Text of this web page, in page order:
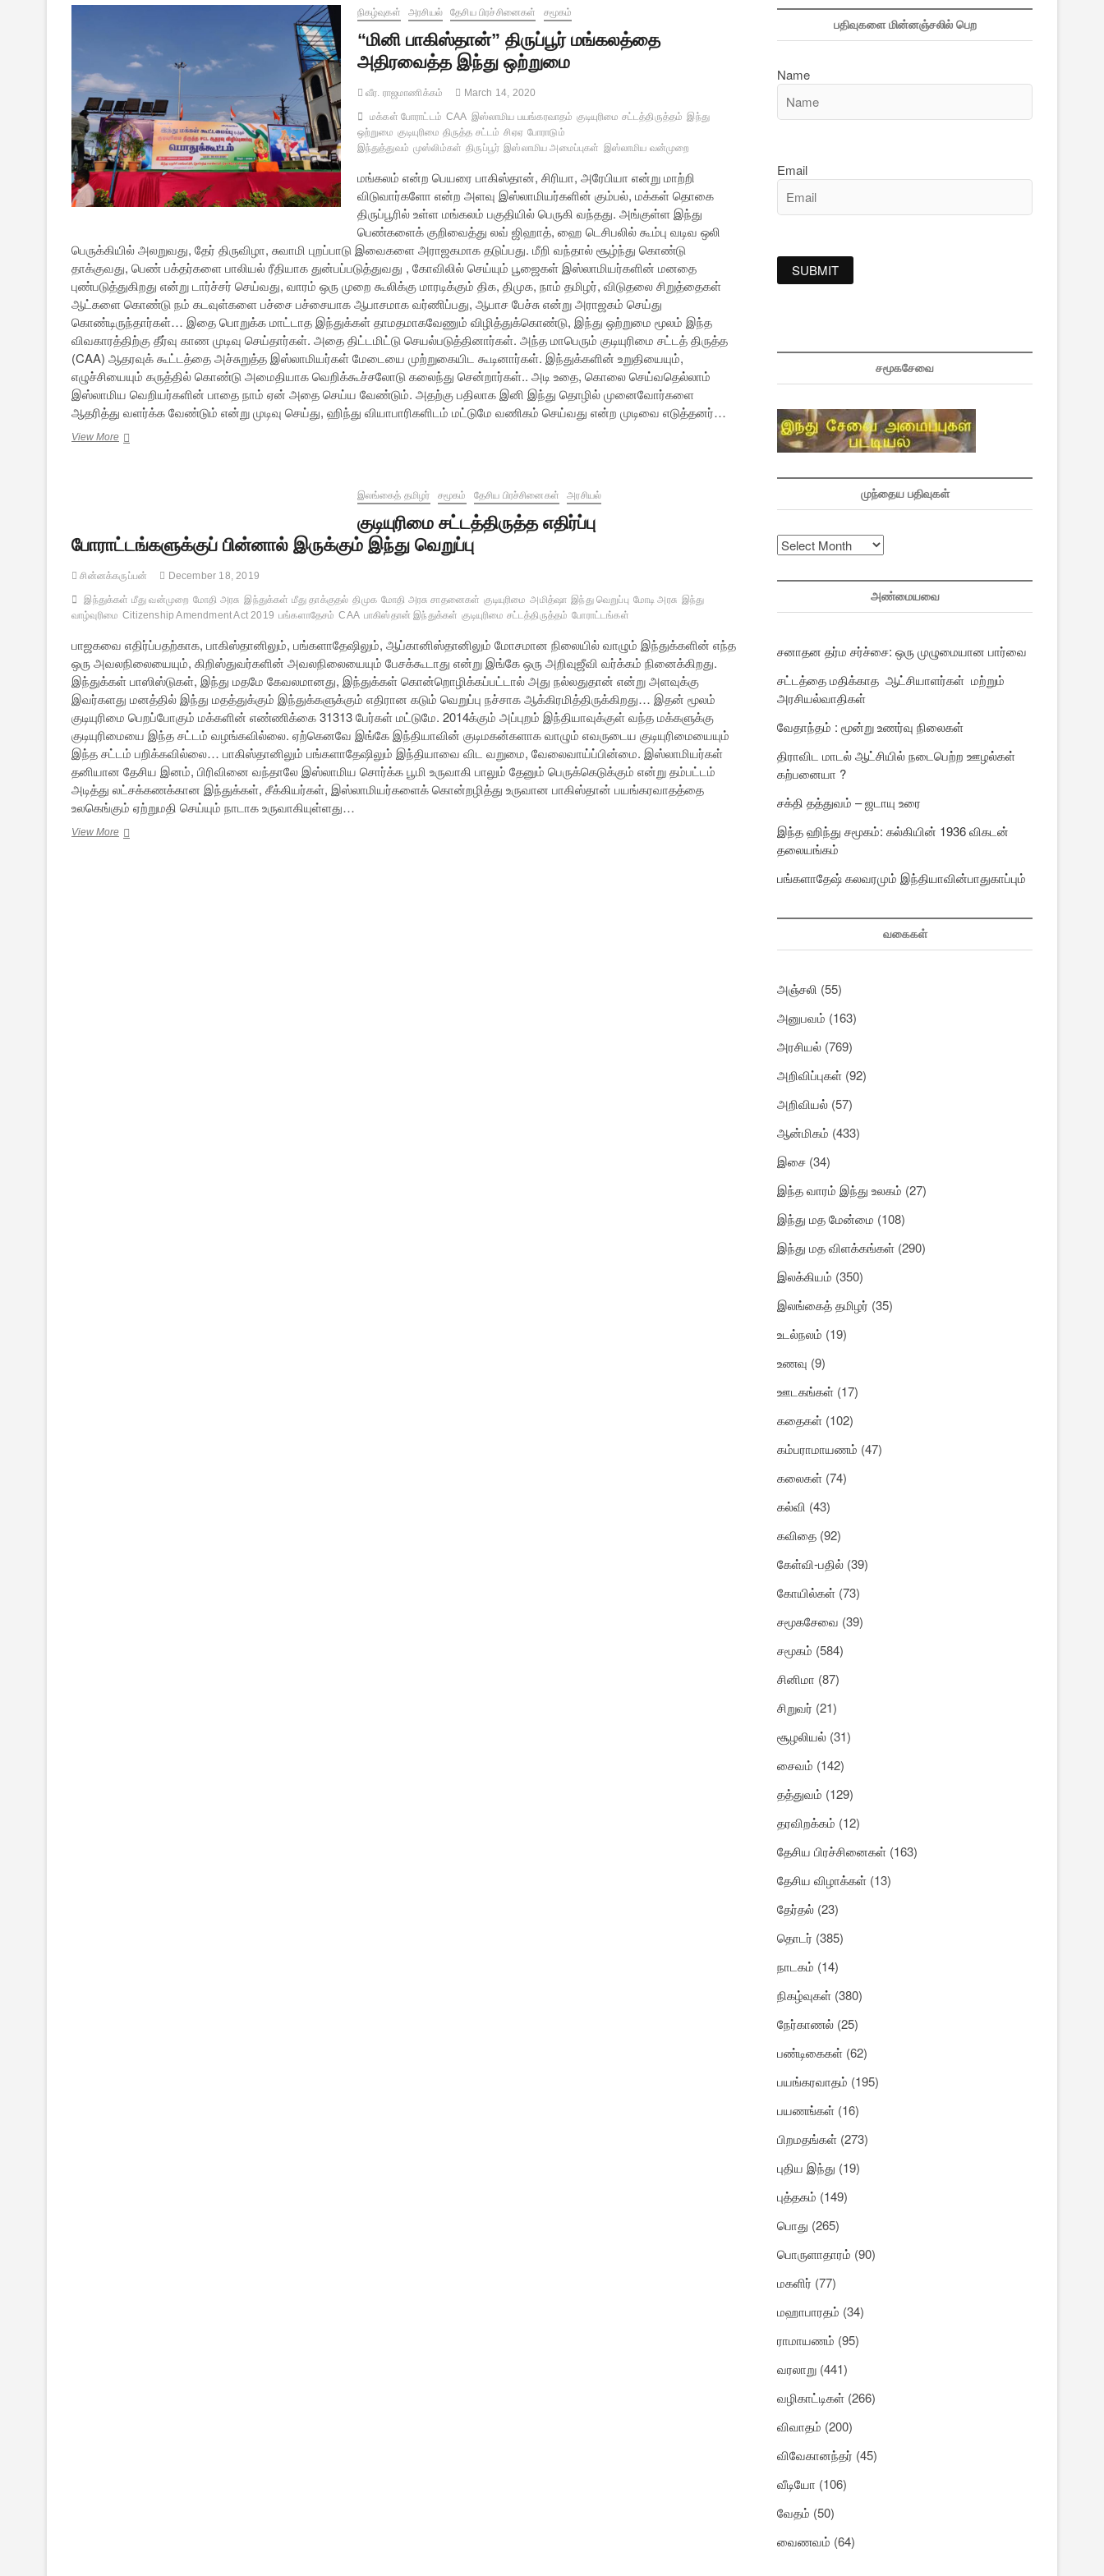
நிகழ்வுகள் அரசியல் தேசிய பிரச்சினைகள் சமூகம்
“மினி பாகிஸ்தான்” திருப்பூர் மங்கலத்தை
அதிரவைத்த இந்து ஒற்றுமை
வீர. ராஜமாணிக்கம் March 14, 2020
மக்கள் போராட்டம் CAA இஸ்லாமிய பயங்கரவாதம் குடியுரிமை சட்டத்திருத்தம் இந்து
ஒற்றுமை குடியுரிமை திருத்த சட்டம் சிஏஏ போராடும்
இந்துத்துவம் முஸ்லிம்கள் திருப்பூர் இஸ்லாமிய அமைப்புகள் இஸ்லாமிய வன்முறை
மங்கலம் என்ற பெயரை பாகிஸ்தான், சிரியா, அரேபியா என்று மாற்றி
விடுவார்களோ என்ற அளவு இஸ்லாமியர்களின் கும்பல், மக்கள் தொகை
திருப்பூரில் உள்ள மங்கலம் பகுதியில் பெருகி வந்தது. அங்குள்ள இந்து
பெண்களைக் குறிவைத்து லவ் ஜிஹாத், ஹை டெசிபலில் கூம்பு வடிவ ஒலி
பெருக்கியில் அலறுவது, தேர் திருவிழா, சுவாமி புறப்பாடு இவைகளை அராஜகமாக தடுப்பது. மீறி வந்தால் சூழ்ந்து கொண்டு
தாக்குவது, பெண் பக்தர்களை பாலியல் ரீதியாக துன்பப்படுத்துவது , கோவிலில் செய்யும் பூஜைகள் இஸ்லாமியர்களின் மனதை
புண்படுத்துகிறது என்று டார்ச்சர் செய்வது, வாரம் ஒரு முறை கூலிக்கு மாரடிக்கும் திக, திமுக, நாம் தமிழர், விடுதலை சிறுத்தைகள்
ஆட்களை கொண்டு நம் கடவுள்களை பச்சை பச்சையாக ஆபாசமாக வர்ணிப்பது, ஆபாச பேச்சு என்று அராஜகம் செய்து
கொண்டிருந்தார்கள்… இதை பொறுக்க மாட்டாத இந்துக்கள் தாமதமாகவேணும் விழித்துக்கொண்டு, இந்து ஒற்றுமை மூலம் இந்த
விவகாரத்திற்கு தீர்வு காண முடிவு செய்தார்கள். அதை திட்டமிட்டு செயல்படுத்தினார்கள். அந்த மாபெரும் குடியுரிமை சட்டத் திருத்த
(CAA) ஆதரவுக் கூட்டத்தை அச்சுறுத்த இஸ்லாமியர்கள் மேடையை முற்றுகையிட கூடினார்கள். இந்துக்களின் உறுதியையும்,
எழுச்சியையும் கருத்தில் கொண்டு அமைதியாக வெறிக்கூச்சலோடு கலைந்து சென்றார்கள்.. அடி உதை, கொலை செய்வதெல்லாம்
இஸ்லாமிய வெறியர்களின் பாதை நாம் ஏன் அதை செய்ய வேண்டும். அதற்கு பதிலாக இனி இந்து தொழில் முனைவோர்களை
ஆதரித்து வளர்க்க வேண்டும் என்று முடிவு செய்து, ஹிந்து வியாபாரிகளிடம் மட்டுமே வணிகம் செய்வது என்ற முடிவை எடுத்தனர்…
View More“மினி
இலங்கைத் தமிழர் சமூகம் தேசிய பிரச்சினைகள் அரசியல்
குடியுரிமை சட்டத்திருத்த எதிர்ப்பு
போராட்டங்களுக்குப் பின்னால் இருக்கும் இந்து வெறுப்பு
சின்னக்கருப்பன் December 18, 2019
இந்துக்கள் மீது வன்முறை மோதி அரசு இந்துக்கள் மீது தாக்குதல் திமுக மோதி அரசு சாதனைகள் குடியுரிமை அமித்ஷா இந்து வெறுப்பு மோடி அரசு இந்து
வாழ்வுரிமை Citizenship Amendment Act 2019 பங்களாதேசம் CAA பாகிஸ்தான் இந்துக்கள் குடியுரிமை சட்டத்திருத்தம் போராட்டங்கள்
பாஜகவை எதிர்ப்பதற்காக, பாகிஸ்தானிலும், பங்களாதேஷிலும், ஆப்கானிஸ்தானிலும் மோசமான நிலையில் வாழும் இந்துக்களின் எந்த
ஒரு அவலநிலையையும், கிறிஸ்துவர்களின் அவலநிலையையும் பேசக்கூடாது என்று இங்கே ஒரு அறிவுஜீவி வர்க்கம் நினைக்கிறது.
இந்துக்கள் பாஸிஸ்டுகள், இந்து மதமே கேவலமானது, இந்துக்கள் கொன்றொழிக்கப்பட்டால் அது நல்லதுதான் என்று அளவுக்கு
இவர்களது மனத்தில் இந்து மதத்துக்கும் இந்துக்களுக்கும் எதிரான கடும் வெறுப்பு நச்சாக ஆக்கிரமித்திருக்கிறது… இதன் மூலம்
குடியுரிமை பெறப்போகும் மக்களின் எண்ணிக்கை 31313 பேர்கள் மட்டுமே. 2014க்கும் அப்புறம் இந்தியாவுக்குள் வந்த மக்களுக்கு
குடியுரிமையை இந்த சட்டம் வழங்கவில்லை. ஏற்கெனவே இங்கே இந்தியாவின் குடிமகன்களாக வாழும் எவருடைய குடியுரிமையையும்
இந்த சட்டம் பறிக்கவில்லை… பாகிஸ்தானிலும் பங்களாதேஷிலும் இந்தியாவை விட வறுமை, வேலைவாய்ப்பின்மை. இஸ்லாமியர்கள்
தனியான தேசிய இனம், பிரிவினை வந்தாலே இஸ்லாமிய சொர்க்க பூமி உருவாகி பாலும் தேனும் பெருக்கெடுக்கும் என்று தம்பட்டம்
அடித்து லட்சக்கணக்கான இந்துக்கள், சீக்கியர்கள், இஸ்லாமியர்களைக் கொன்றழித்து உருவான பாகிஸ்தான் பயங்கரவாதத்தை
உலகெங்கும் ஏற்றுமதி செய்யும் நாடாக உருவாகியுள்ளது…
View Moreகுடியுரிமை
பதிவுகளை மின்னஞ்சலில் பெற
Name
Email
சமூகசேவை
முந்தைய பதிவுகள்
முந்தைய
பதிவுகள்
அண்மையவை
சனாதன தர்ம சர்ச்சை: ஒரு முழுமையான பார்வை
சட்டத்தை மதிக்காத ஆட்சியாளர்கள் மற்றும்
அரசியல்வாதிகள்
வேதாந்தம் : மூன்று உணர்வு நிலைகள்
திராவிட மாடல் ஆட்சியில் நடைபெற்ற ஊழல்கள்
கற்பனையா ?
சக்தி தத்துவம் – ஜடாயு உரை
இந்த ஹிந்து சமூகம்: கல்கியின் 1936 விகடன்
தலையங்கம்
பங்களாதேஷ் கலவரமும் இந்தியாவின்பாதுகாப்பும்
வகைகள்
அஞ்சலி (55)
அனுபவம் (163)
அரசியல் (769)
அறிவிப்புகள் (92)
அறிவியல் (57)
ஆன்மிகம் (433)
இசை (34)
இந்த வாரம் இந்து உலகம் (27)
இந்து மத மேன்மை (108)
இந்து மத விளக்கங்கள் (290)
இலக்கியம் (350)
இலங்கைத் தமிழர் (35)
உடல்நலம் (19)
உணவு (9)
ஊடகங்கள் (17)
கதைகள் (102)
கம்பராமாயணம் (47)
கலைகள் (74)
கல்வி (43)
கவிதை (92)
கேள்வி-பதில் (39)
கோயில்கள் (73)
சமூகசேவை (39)
சமூகம் (584)
சினிமா (87)
சிறுவர் (21)
சூழலியல் (31)
சைவம் (142)
தத்துவம் (129)
தரவிறக்கம் (12)
தேசிய பிரச்சினைகள் (163)
தேசிய விழாக்கள் (13)
தேர்தல் (23)
தொடர் (385)
நாடகம் (14)
நிகழ்வுகள் (380)
நேர்காணல் (25)
பண்டிகைகள் (62)
பயங்கரவாதம் (195)
பயணங்கள் (16)
பிறமதங்கள் (273)
புதிய இந்து (19)
புத்தகம் (149)
பொது (265)
பொருளாதாரம் (90)
மகளிர் (77)
மஹாபாரதம் (34)
ராமாயணம் (95)
வரலாறு (441)
வழிகாட்டிகள் (266)
விவாதம் (200)
விவேகானந்தர் (45)
வீடியோ (106)
வேதம் (50)
வைணவம் (64)